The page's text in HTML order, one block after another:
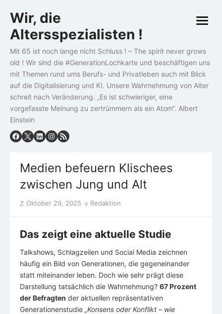
to
content
Wir, die
Altersspezialisten !
Mit 65 ist noch lange nicht Schluss ! – The spirit never grows
old ! Wir sind die #GenerationLochkarte und beschäftigen uns
mit Themen rund ums Berufs- und Privatleben auch mit Blick
auf die Digitalisierung und KI. Unsere Wahrnehmung von Alter
schreit nach Veränderung. „Es ist schwieriger, eine
vorgefasste Meinung zu zertrümmern als ein Atom“. Albert
Einstein
open
Medien befeuern Klischees
zwischen Jung und Alt
Posted
Oktober 29, 2025 Author
Redaktion
Das zeigt eine aktuelle Studie
Talkshows, Schlagzeilen und Social Media zeichnen
häufig ein Bild von Generationen, die gegeneinander
statt miteinander leben. Doch wie sehr prägt diese
Darstellung tatsächlich die Wahrnehmung? 67 Prozent
der Befragten der aktuellen repräsentativen
Generationenstudie „Konsens oder Konflikt – wie